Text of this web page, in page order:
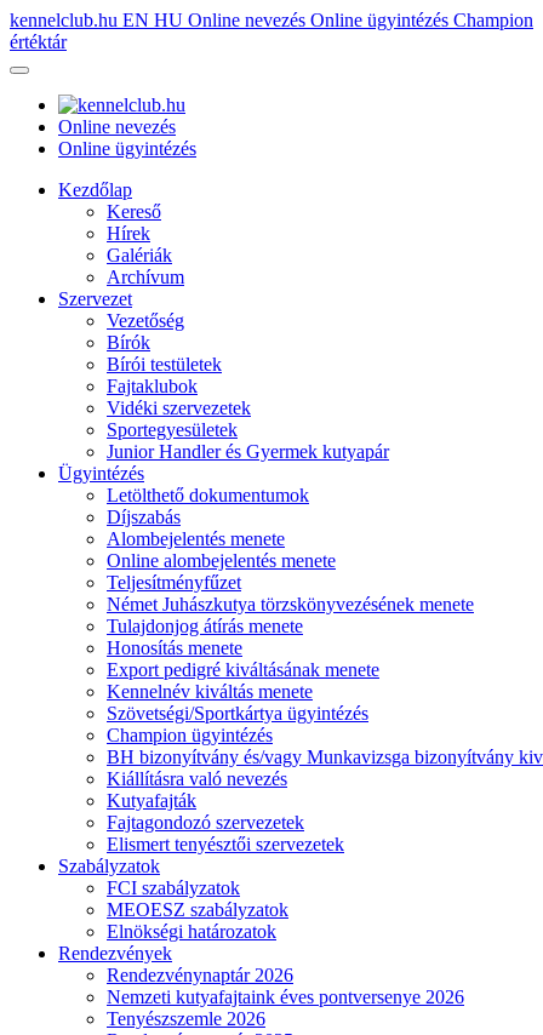
kennelclub.hu EN HU Online nevezés Online ügyintézés Champion
értéktár
Online nevezés
Online ügyintézés
Kezdőlap
Kereső
Hírek
Galériák
Archívum
Szervezet
Vezetőség
Bírók
Bírói testületek
Fajtaklubok
Vidéki szervezetek
Sportegyesületek
Junior Handler és Gyermek kutyapár
Ügyintézés
Letölthető dokumentumok
Díjszabás
Alombejelentés menete
Online alombejelentés menete
Teljesítményfűzet
Német Juhászkutya törzskönyvezésének menete
Tulajdonjog átírás menete
Honosítás menete
Export pedigré kiváltásának menete
Kennelnév kiváltás menete
Szövetségi/Sportkártya ügyintézés
Champion ügyintézés
BH bizonyítvány és/vagy Munkavizsga bizonyítvány
Kiállításra való nevezés
Kutyafajták
Fajtagondozó szervezetek
Elismert tenyésztői szervezetek
Szabályzatok
FCI szabályzatok
MEOESZ szabályzatok
Elnökségi határozatok
Rendezvények
Rendezvénynaptár 2026
Nemzeti kutyafajtaink éves pontversenye 2026
Tenyészszemle 2026